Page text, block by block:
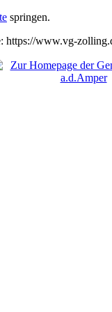
springen.
https://www.vg-